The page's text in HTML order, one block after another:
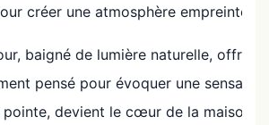
créer une atmosphère empreinte
baigné de lumière naturelle, offre
pensé pour évoquer une
devient le cœur de la maison,